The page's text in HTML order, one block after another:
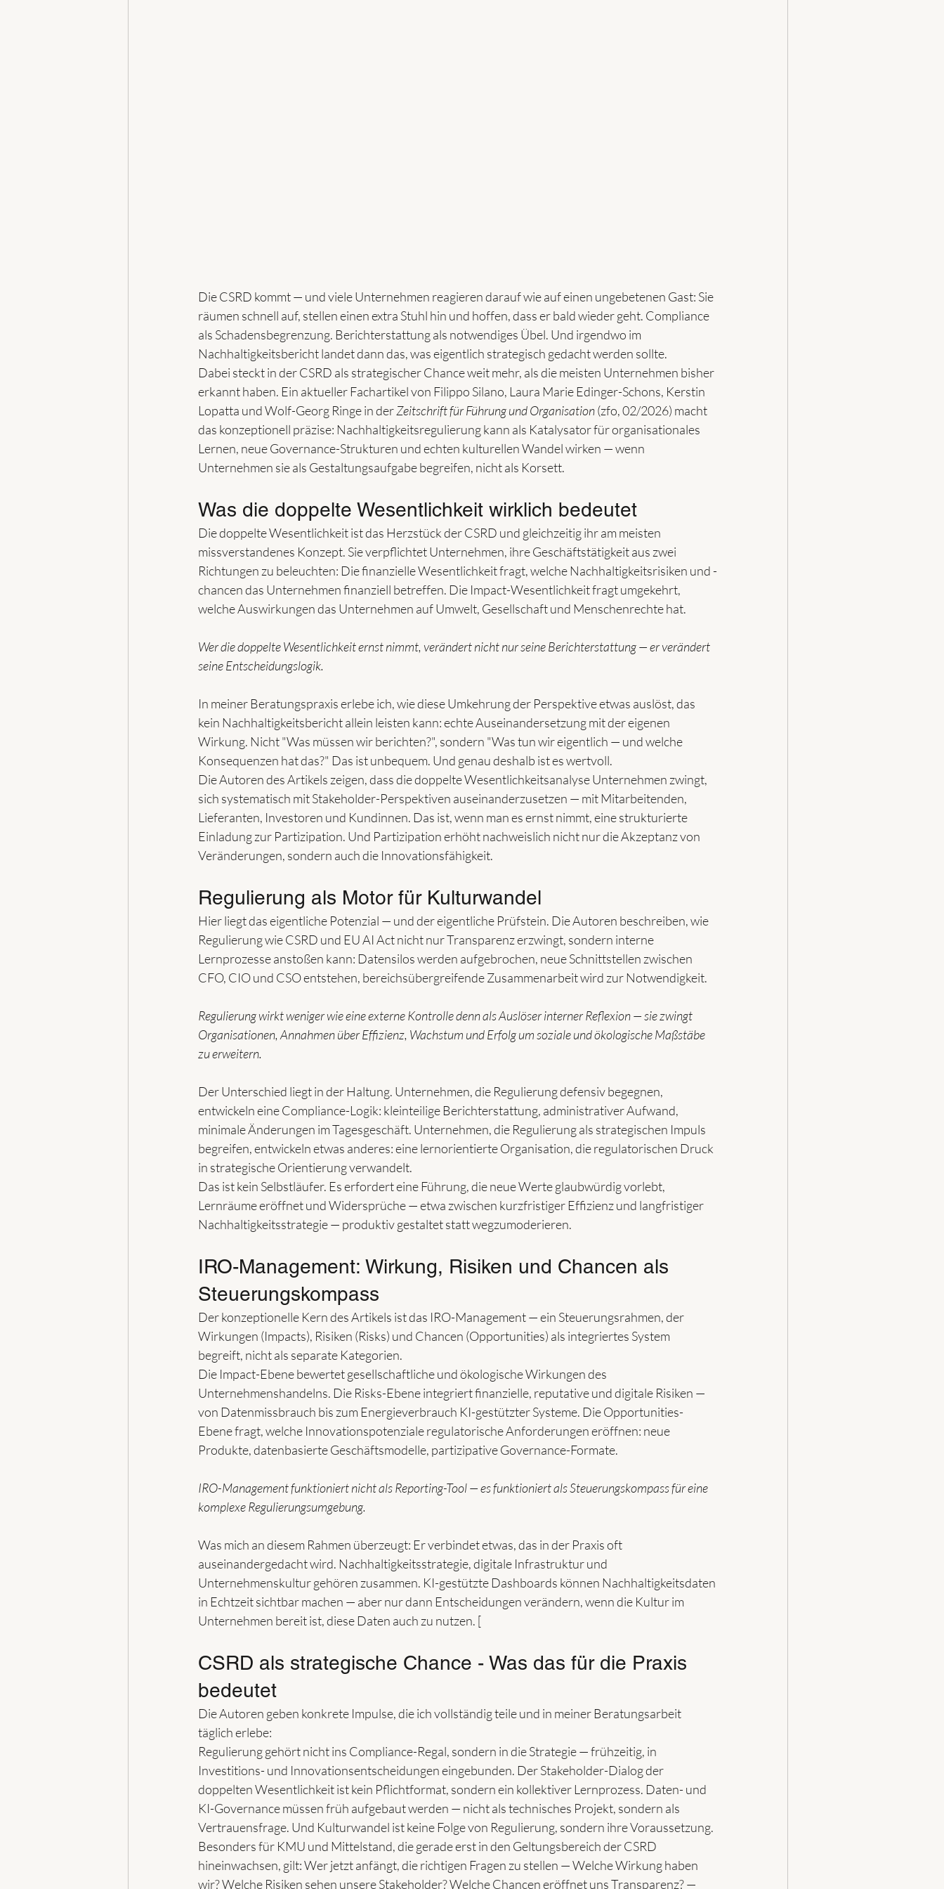
Die CSRD kommt — und viele Unternehmen reagieren darauf wie auf einen ungebetenen Gast: Sie
räumen schnell auf, stellen einen extra Stuhl hin und hoffen, dass er bald wieder geht. Compliance
als Schadensbegrenzung. Berichterstattung als notwendiges Übel. Und irgendwo im
Nachhaltigkeitsbericht landet dann das, was eigentlich strategisch gedacht werden sollte.
Dabei steckt in der CSRD als strategischer Chance weit mehr, als die meisten Unternehmen bisher
erkannt haben. Ein aktueller Fachartikel von Filippo Silano, Laura Marie Edinger-Schons, Kerstin
Lopatta und Wolf-Georg Ringe in der Zeitschrift für Führung und Organisation (zfo, 02/2026) macht
das konzeptionell präzise: Nachhaltigkeitsregulierung kann als Katalysator für organisationales
Lernen, neue Governance-Strukturen und echten kulturellen Wandel wirken — wenn
Unternehmen sie als Gestaltungsaufgabe begreifen, nicht als Korsett.
Was die doppelte Wesentlichkeit wirklich bedeutet
Die doppelte Wesentlichkeit ist das Herzstück der CSRD und gleichzeitig ihr am meisten
missverstandenes Konzept. Sie verpflichtet Unternehmen, ihre Geschäftstätigkeit aus zwei
Richtungen zu beleuchten: Die finanzielle Wesentlichkeit fragt, welche Nachhaltigkeitsrisiken und -
chancen das Unternehmen finanziell betreffen. Die Impact-Wesentlichkeit fragt umgekehrt,
welche Auswirkungen das Unternehmen auf Umwelt, Gesellschaft und Menschenrechte hat.
Wer die doppelte Wesentlichkeit ernst nimmt, verändert nicht nur seine Berichterstattung — er verändert
seine Entscheidungslogik.
In meiner Beratungspraxis erlebe ich, wie diese Umkehrung der Perspektive etwas auslöst, das
kein Nachhaltigkeitsbericht allein leisten kann: echte Auseinandersetzung mit der eigenen
Wirkung. Nicht "Was müssen wir berichten?", sondern "Was tun wir eigentlich — und welche
Konsequenzen hat das?" Das ist unbequem. Und genau deshalb ist es wertvoll.
Die Autoren des Artikels zeigen, dass die doppelte Wesentlichkeitsanalyse Unternehmen zwingt,
sich systematisch mit Stakeholder-Perspektiven auseinanderzusetzen — mit Mitarbeitenden,
Lieferanten, Investoren und Kundinnen. Das ist, wenn man es ernst nimmt, eine strukturierte
Einladung zur Partizipation. Und Partizipation erhöht nachweislich nicht nur die Akzeptanz von
Veränderungen, sondern auch die Innovationsfähigkeit.
Regulierung als Motor für Kulturwandel
Hier liegt das eigentliche Potenzial — und der eigentliche Prüfstein. Die Autoren beschreiben, wie
Regulierung wie CSRD und EU AI Act nicht nur Transparenz erzwingt, sondern interne
Lernprozesse anstoßen kann: Datensilos werden aufgebrochen, neue Schnittstellen zwischen
CFO, CIO und CSO entstehen, bereichsübergreifende Zusammenarbeit wird zur Notwendigkeit.
Regulierung wirkt weniger wie eine externe Kontrolle denn als Auslöser interner Reflexion — sie zwingt
Organisationen, Annahmen über Effizienz, Wachstum und Erfolg um soziale und ökologische Maßstäbe
zu erweitern.
Der Unterschied liegt in der Haltung. Unternehmen, die Regulierung defensiv begegnen,
entwickeln eine Compliance-Logik: kleinteilige Berichterstattung, administrativer Aufwand,
minimale Änderungen im Tagesgeschäft. Unternehmen, die Regulierung als strategischen Impuls
begreifen, entwickeln etwas anderes: eine lernorientierte Organisation, die regulatorischen Druck
in strategische Orientierung verwandelt.
Das ist kein Selbstläufer. Es erfordert eine Führung, die neue Werte glaubwürdig vorlebt,
Lernräume eröffnet und Widersprüche — etwa zwischen kurzfristiger Effizienz und langfristiger
Nachhaltigkeitsstrategie — produktiv gestaltet statt wegzumoderieren.
IRO-Management: Wirkung, Risiken und Chancen als
Steuerungskompass
Der konzeptionelle Kern des Artikels ist das IRO-Management — ein Steuerungsrahmen, der
Wirkungen (Impacts), Risiken (Risks) und Chancen (Opportunities) als integriertes System
begreift, nicht als separate Kategorien.
Die Impact-Ebene bewertet gesellschaftliche und ökologische Wirkungen des
Unternehmenshandelns. Die Risks-Ebene integriert finanzielle, reputative und digitale Risiken —
von Datenmissbrauch bis zum Energieverbrauch KI-gestützter Systeme. Die Opportunities-
Ebene fragt, welche Innovationspotenziale regulatorische Anforderungen eröffnen: neue
Produkte, datenbasierte Geschäftsmodelle, partizipative Governance-Formate.
IRO-Management funktioniert nicht als Reporting-Tool — es funktioniert als Steuerungskompass für eine
komplexe Regulierungsumgebung.
Was mich an diesem Rahmen überzeugt: Er verbindet etwas, das in der Praxis oft
auseinandergedacht wird. Nachhaltigkeitsstrategie, digitale Infrastruktur und
Unternehmenskultur gehören zusammen. KI-gestützte Dashboards können Nachhaltigkeitsdaten
in Echtzeit sichtbar machen — aber nur dann Entscheidungen verändern, wenn die Kultur im
Unternehmen bereit ist, diese Daten auch zu nutzen. [
CSRD als strategische Chance - Was das für die Praxis
bedeutet
Die Autoren geben konkrete Impulse, die ich vollständig teile und in meiner Beratungsarbeit
täglich erlebe:
Regulierung gehört nicht ins Compliance-Regal, sondern in die Strategie — frühzeitig, in
Investitions- und Innovationsentscheidungen eingebunden. Der Stakeholder-Dialog der
doppelten Wesentlichkeit ist kein Pflichtformat, sondern ein kollektiver Lernprozess. Daten- und
KI-Governance müssen früh aufgebaut werden — nicht als technisches Projekt, sondern als
Vertrauensfrage. Und Kulturwandel ist keine Folge von Regulierung, sondern ihre Voraussetzung.
Besonders für KMU und Mittelstand, die gerade erst in den Geltungsbereich der CSRD
hineinwachsen, gilt: Wer jetzt anfängt, die richtigen Fragen zu stellen — Welche Wirkung haben
wir? Welche Risiken sehen unsere Stakeholder? Welche Chancen eröffnet uns Transparenz? —